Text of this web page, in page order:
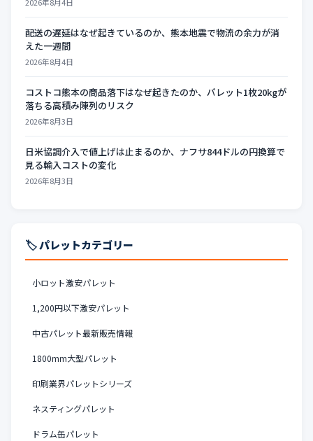
配送の遅延はなぜ起きているのか、熊本地震で物流の余力が消
えた一週間
2026年8月4日
コストコ熊本の商品落下はなぜ起きたのか、パレット1枚20kgが
落ちる高積み陳列のリスク
2026年8月3日
日米協調介入で値上げは止まるのか、ナフサ844ドルの円換算で
見る輸入コストの変化
2026年8月3日
🏷️ パレットカテゴリー
小ロット激安パレット
1,200円以下激安パレット
中古パレット最新販売情報
1800mm大型パレット
印刷業界パレットシリーズ
ネスティングパレット
ドラム缶パレット